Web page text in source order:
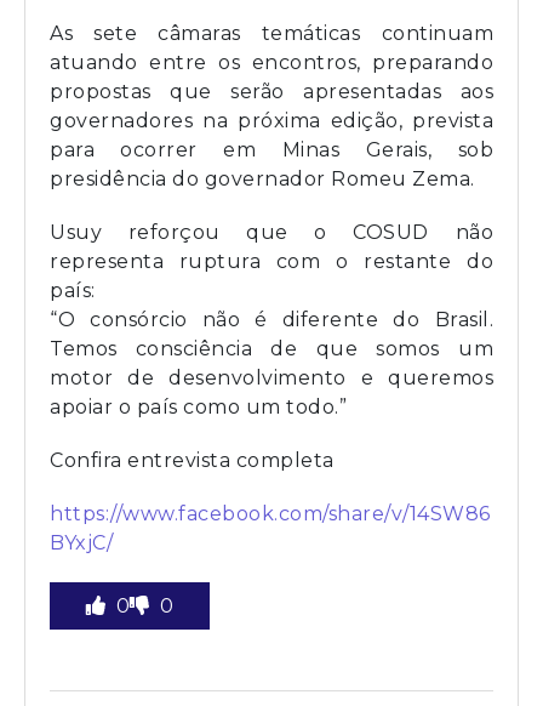
As sete câmaras temáticas continuam
atuando entre os encontros, preparando
propostas que serão apresentadas aos
governadores na próxima edição, prevista
para ocorrer em Minas Gerais, sob
presidência do governador Romeu Zema.
Usuy reforçou que o COSUD não
representa ruptura com o restante do
país:
“O consórcio não é diferente do Brasil.
Temos consciência de que somos um
motor de desenvolvimento e queremos
apoiar o país como um todo.”
Confira entrevista completa
https://www.facebook.com/share/v/14SW86
BYxjC/
0 0